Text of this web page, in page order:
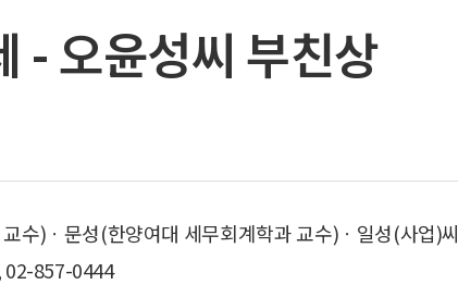
- 오윤성씨 부친상
수)ㆍ문성(한양여대 세무회계학과 교수)ㆍ일성(사업)씨
02-857-0444